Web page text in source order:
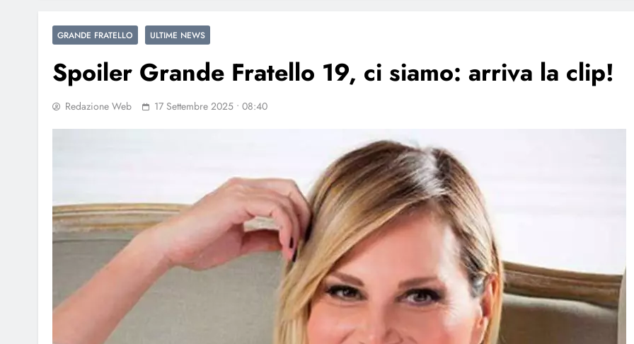
GRANDE FRATELLO ULTIME NEWS
Spoiler Grande Fratello 19, ci siamo: arriva la clip!
Redazione Web 17 Settembre 2025 • 08:40